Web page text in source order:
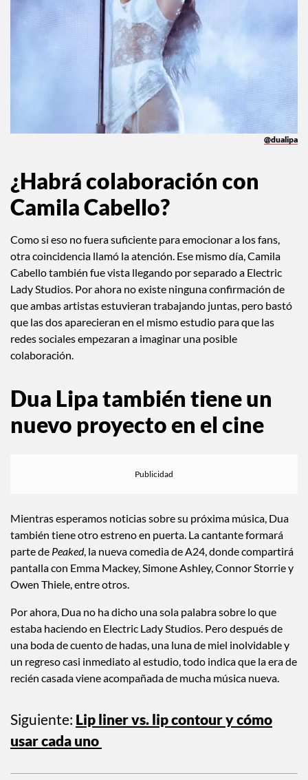
@dualipa
¿Habrá colaboración con
Camila Cabello?
Como si eso no fuera suficiente para emocionar a los fans,
otra coincidencia llamó la atención. Ese mismo día, Camila
Cabello también fue vista llegando por separado a Electric
Lady Studios. Por ahora no existe ninguna confirmación de
que ambas artistas estuvieran trabajando juntas, pero bastó
que las dos aparecieran en el mismo estudio para que las
redes sociales empezaran a imaginar una posible
colaboración.
Dua Lipa también tiene un
nuevo proyecto en el cine
Mientras esperamos noticias sobre su próxima música, Dua
también tiene otro estreno en puerta. La cantante formará
parte de Peaked, la nueva comedia de A24, donde compartirá
pantalla con Emma Mackey, Simone Ashley, Connor Storrie y
Owen Thiele, entre otros.
Por ahora, Dua no ha dicho una sola palabra sobre lo que
estaba haciendo en Electric Lady Studios. Pero después de
una boda de cuento de hadas, una luna de miel inolvidable y
un regreso casi inmediato al estudio, todo indica que la era de
recién casada viene acompañada de mucha música nueva.
Siguiente: Lip liner vs. lip contour y cómo
usar cada uno